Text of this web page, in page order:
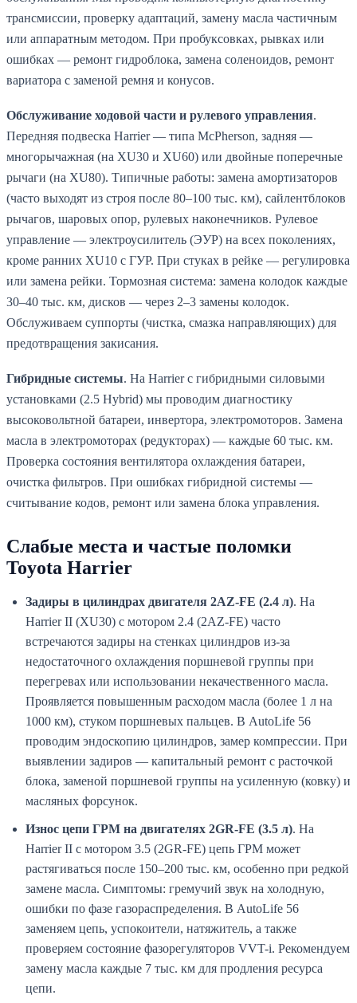
трансмиссии, проверку адаптаций, замену масла частичным
или аппаратным методом. При пробуксовках, рывках или
ошибках — ремонт гидроблока, замена соленоидов, ремонт
вариатора с заменой ремня и конусов.
Обслуживание ходовой части и рулевого управления.
Передняя подвеска Harrier — типа McPherson, задняя —
многорычажная (на XU30 и XU60) или двойные поперечные
рычаги (на XU80). Типичные работы: замена амортизаторов
(часто выходят из строя после 80–100 тыс. км), сайлентблоков
рычагов, шаровых опор, рулевых наконечников. Рулевое
управление — электроусилитель (ЭУР) на всех поколениях,
кроме ранних XU10 с ГУР. При стуках в рейке — регулировка
или замена рейки. Тормозная система: замена колодок каждые
30–40 тыс. км, дисков — через 2–3 замены колодок.
Обслуживаем суппорты (чистка, смазка направляющих) для
предотвращения закисания.
Гибридные системы. На Harrier с гибридными силовыми
установками (2.5 Hybrid) мы проводим диагностику
высоковольтной батареи, инвертора, электромоторов. Замена
масла в электромоторах (редукторах) — каждые 60 тыс. км.
Проверка состояния вентилятора охлаждения батареи,
очистка фильтров. При ошибках гибридной системы —
считывание кодов, ремонт или замена блока управления.
Слабые места и частые поломки
Toyota Harrier
Задиры в цилиндрах двигателя 2AZ-FE (2.4 л). На
Harrier II (XU30) с мотором 2.4 (2AZ-FE) часто
встречаются задиры на стенках цилиндров из-за
недостаточного охлаждения поршневой группы при
перегревах или использовании некачественного масла.
Проявляется повышенным расходом масла (более 1 л на
1000 км), стуком поршневых пальцев. В AutoLife 56
проводим эндоскопию цилиндров, замер компрессии. При
выявлении задиров — капитальный ремонт с расточкой
блока, заменой поршневой группы на усиленную (ковку) и
масляных форсунок.
Износ цепи ГРМ на двигателях 2GR-FE (3.5 л). На
Harrier II с мотором 3.5 (2GR-FE) цепь ГРМ может
растягиваться после 150–200 тыс. км, особенно при редкой
замене масла. Симптомы: гремучий звук на холодную,
ошибки по фазе газораспределения. В AutoLife 56
заменяем цепь, успокоители, натяжитель, а также
проверяем состояние фазорегуляторов VVT-i. Рекомендуем
замену масла каждые 7 тыс. км для продления ресурса
цепи.